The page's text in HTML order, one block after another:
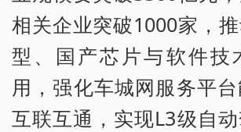
相关企业突破1000家，
型、国产芯片与软件技
用，强化车城网服务平
互联互通，实现L3级自